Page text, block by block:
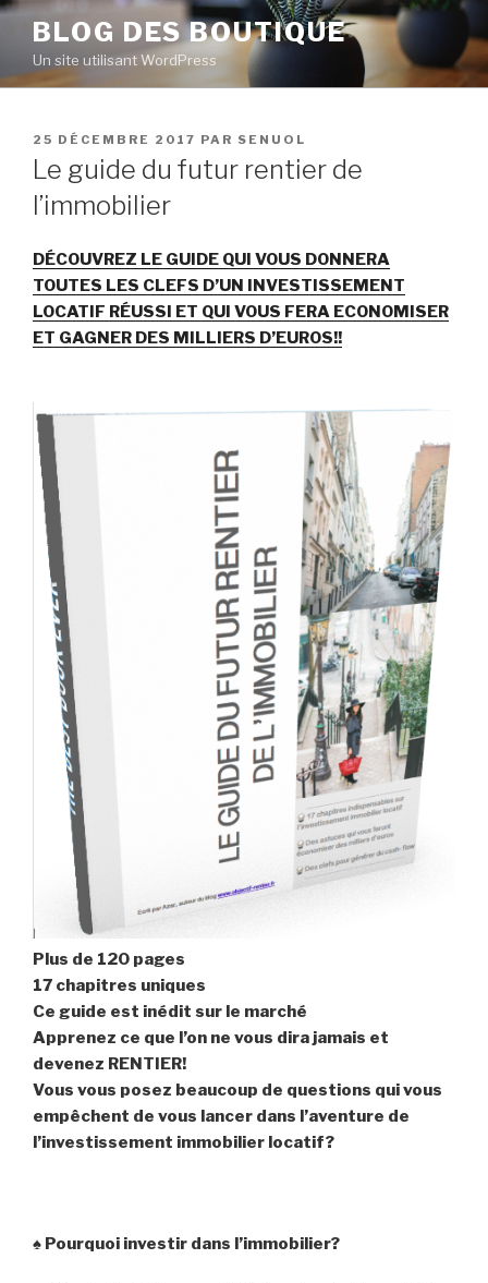
Aller
contenu
principal
BLOG DES BOUTIQUE
Un site utilisant WordPress
PUBLIÉ
LE
25 DÉCEMBRE 2017 PAR SENUOL
Le guide du futur rentier de
l’immobilier
DÉCOUVREZ LE GUIDE QUI VOUS DONNERA
TOUTES LES CLEFS D’UN INVESTISSEMENT
LOCATIF RÉUSSI ET QUI VOUS FERA ECONOMISER
ET GAGNER DES MILLIERS D’EUROS!!
Plus de 120 pages
17 chapitres uniques
Ce guide est inédit sur le marché
Apprenez ce que l’on ne vous dira jamais et
devenez RENTIER!
Vous vous posez beaucoup de questions qui vous
empêchent de vous lancer dans l’aventure de
l’investissement immobilier locatif?
♠ Pourquoi investir dans l’immobilier?